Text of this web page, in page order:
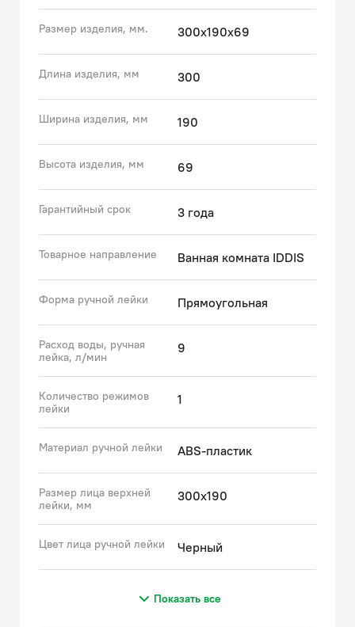
помещении ванной комнаты.
• За насадкой IDDIS® ухаживать очень просто:
силиконовые форсунки долго не желтеют и
мгновенно очищаются от загрязнений и известкового
(с) Авторский текст, август 2022 г.
Размер изделия, мм. 300х190х69
Длина изделия, мм 300
Ширина изделия, мм 190
Высота изделия, мм 69
Гарантийный срок 3 года
Товарное направление Ванная комната IDDIS
Форма ручной лейки Прямоугольная
Расход воды, ручная
лейка, л/мин
9
Количество режимов
лейки
1
Материал ручной лейки ABS-пластик
Размер лица верхней
лейки, мм
300x190
Цвет лица ручной лейки Черный
Показать все